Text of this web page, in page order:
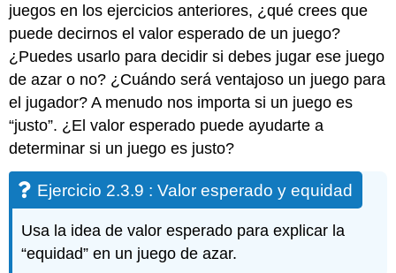
juegos en los ejercicios anteriores, ¿qué crees que
puede decirnos el valor esperado de un juego?
¿Puedes usarlo para decidir si debes jugar ese juego
de azar o no? ¿Cuándo será ventajoso un juego para
el jugador? A menudo nos importa si un juego es
“justo”. ¿El valor esperado puede ayudarte a
determinar si un juego es justo?
Ejercicio 2.3.9 : Valor esperado y equidad
Usa la idea de valor esperado para explicar la
“equidad” en un juego de azar.